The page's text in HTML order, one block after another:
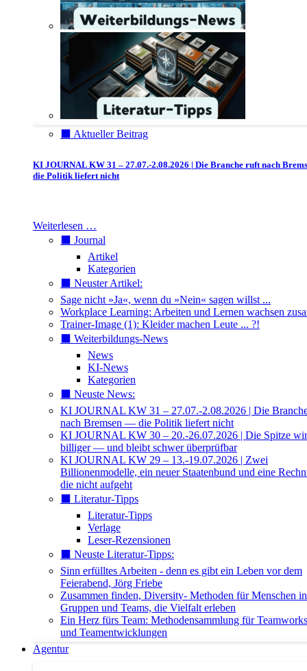
⬛️ Aktueller Beitrag
KI JOURNAL KW 31 – 27.07.-2.08.2026 | Die Branche ruft nach
die Politik liefert nicht
Weiterlesen …
⬛️ Journal
Artikel
Kategorien
⬛️ Neuster Artikel:
Sage nicht »Ja«, wenn du »Nein« sagen willst ...
Workplace Learning: Arbeiten und Lernen wachsen
Trainer-Image (1): Kleider machen Leute ... ?!
⬛️ Weiterbildungs-News
News
KI-News
Kategorien
⬛️ Neuste News:
KI JOURNAL KW 31 – 27.07.-2.08.2026 | Die
nach Bremsen — die Politik liefert nicht
KI JOURNAL KW 30 – 20.-26.07.2026 | Die Spitze
billiger — und bleibt schwer überprüfbar
KI JOURNAL KW 29 – 13.-19.07.2026 | Zwei
Billionenmodelle, ein neuer Staatenbund und eine
die nicht aufgeht
⬛️ Literatur-Tipps
Literatur-Tipps
Verlage
Leser-Rezensionen
⬛️ Neuste Literatur-Tipps:
Sinn erfülltes Arbeiten - denn es gibt ein Leben vor dem
Feierabend, Jörg Friebe
Zusammen finden, Diversity- Methoden für Menschen in
Gruppen und Teams, die Vielfalt erleben
Ein Herz fürs Team: Methodensammlung für
und Teamentwicklungen
Agentur